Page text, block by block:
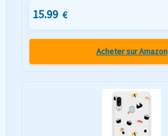
15.99 €
Acheter sur Amazon